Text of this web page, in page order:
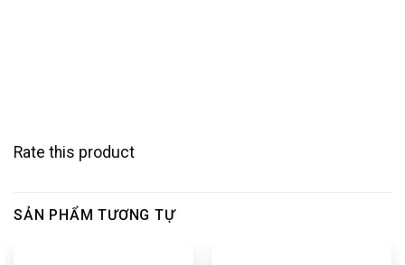
Rate this product
SẢN PHẨM TƯƠNG TỰ